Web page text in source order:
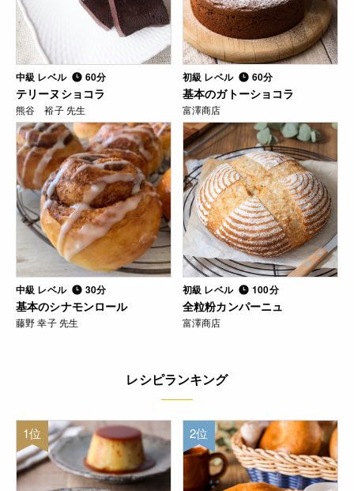
中級 レベル 60分
テリーヌショコラ
熊谷 裕子 先生
初級 レベル 60分
基本のガトーショコラ
富澤商店
中級 レベル 30分
基本のシナモンロール
藤野 幸子 先生
初級 レベル 100分
全粒粉カンパーニュ
富澤商店
レシピランキング
1位 2位